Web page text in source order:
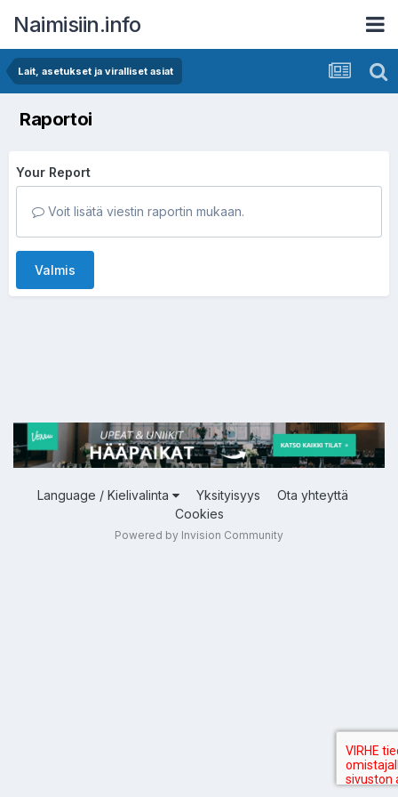
Naimisiin.info
Lait, asetukset ja viralliset asiat
Raportoi
Your Report
Voit lisätä viestin raportin mukaan.
Valmis
Language / Kielivalinta Yksityisyys
Ota yhteyttä
Cookies
Powered by Invision Community